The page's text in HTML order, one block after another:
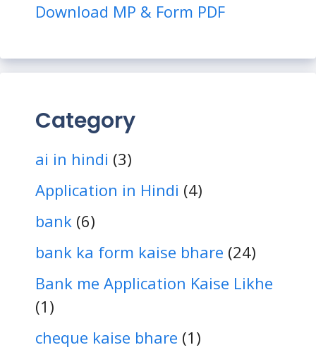
Download MP & Form PDF
Category
ai in hindi (3)
Application in Hindi (4)
bank (6)
bank ka form kaise bhare (24)
Bank me Application Kaise Likhe
(1)
cheque kaise bhare (1)